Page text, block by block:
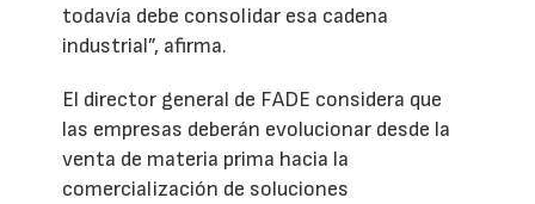
todavía debe consolidar esa cadena
industrial”, afirma.
El director general de FADE considera que
las empresas deberán evolucionar desde la
venta de materia prima hacia la
comercialización de soluciones